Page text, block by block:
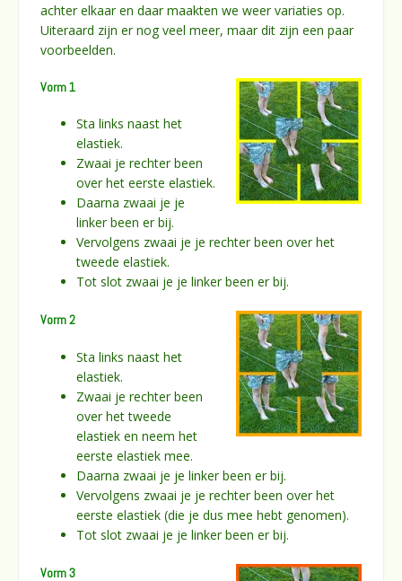
achter elkaar en daar maakten we weer variaties op.
Uiteraard zijn er nog veel meer, maar dit zijn een paar
voorbeelden.
Vorm 1
Sta links naast het
elastiek.
Zwaai je rechter been
over het eerste elastiek.
Daarna zwaai je je
linker been er bij.
Vervolgens zwaai je je rechter been over het
tweede elastiek.
Tot slot zwaai je je linker been er bij.
Vorm 2
Sta links naast het
elastiek.
Zwaai je rechter been
over het tweede
elastiek en neem het
eerste elastiek mee.
Daarna zwaai je je linker been er bij.
Vervolgens zwaai je je rechter been over het
eerste elastiek (die je dus mee hebt genomen).
Tot slot zwaai je je linker been er bij.
Vorm 3